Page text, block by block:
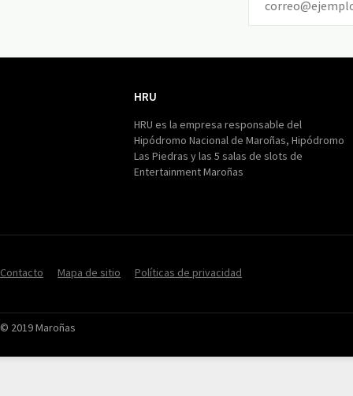
HRU
HRU es la empresa responsable del
Hipódromo Nacional de Maroñas, Hipódromo
Las Piedras y las 5 salas de slots de
Entertainment Maroñas
Contacto Mapa de sitio Políticas de privacidad
© 2019 Maroñas